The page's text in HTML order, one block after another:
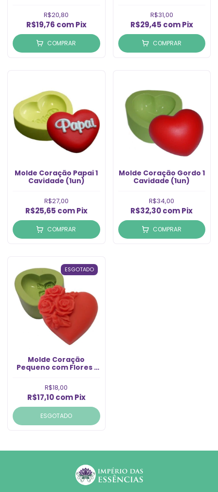
R$20,80
R$19,76 com Pix
COMPRAR
R$31,00
R$29,45 com Pix
COMPRAR
Molde Coração Papai 1
Cavidade (1un)
R$27,00
R$25,65 com Pix
COMPRAR
Molde Coração Gordo 1
Cavidade (1un)
R$34,00
R$32,30comPix
COMPRAR
ESGOTADO
Molde Coração
Pequeno com Flores 1
R$18,00
R$17,10com Pix
ESGOTADO